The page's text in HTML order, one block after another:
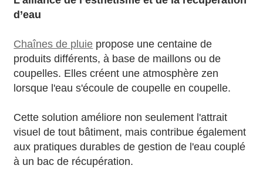
d’eau
Chaînes de pluie propose une centaine de
produits différents, à base de maillons ou de
coupelles. Elles créent une atmosphère zen
lorsque l'eau s'écoule de coupelle en coupelle.
Cette solution améliore non seulement l'attrait
visuel de tout bâtiment, mais contribue également
aux pratiques durables de gestion de l'eau couplé
à un bac de récupération.